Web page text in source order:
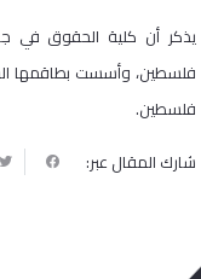
يذكر أن كلية الحقوق في
فلسطين، وأسست بطاقمها
فلسطين.
شارك المقال عبر: